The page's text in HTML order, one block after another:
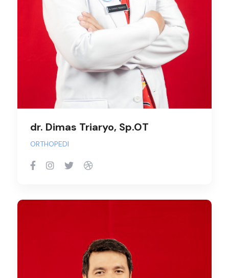
dr. Dimas Triaryo, Sp.OT
ORTHOPEDI